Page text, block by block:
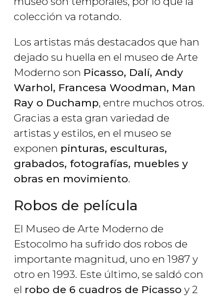
colección va rotando.
Los artistas más destacados que han
dejado su huella en el museo de Arte
Moderno son Picasso, Dalí, Andy
Warhol, Francesa Woodman, Man
Ray o Duchamp, entre muchos otros.
Gracias a esta gran variedad de
artistas y estilos, en el museo se
exponen pinturas, esculturas,
grabados, fotografías, muebles y
obras en movimiento.
Robos de película
El Museo de Arte Moderno de
Estocolmo ha sufrido dos robos de
importante magnitud, uno en 1987 y
otro en 1993. Este último, se saldó con
el robo de 6 cuadros de Picasso y 2